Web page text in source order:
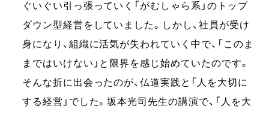
ぐいぐい引っ張っていく「がむしゃら系」のトップ
ダウン型経営をしていました。しかし、社員が受け
⾝になり、組織に活気が失われていく中で、「このま
まではいけない」と限界を感じ始めていたのです。
そんな折に出会ったのが、仏道実践と「⼈を⼤切に
する経営」でした。坂本光司先⽣の講演で、「⼈を⼤